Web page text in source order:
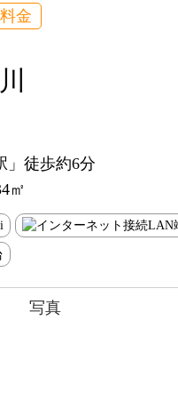
金
」徒歩約6分
㎡
写真